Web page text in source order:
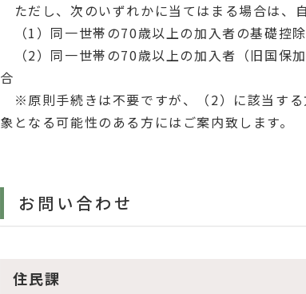
ただし、次のいずれかに当てはまる場合は、
（1）同一世帯の70歳以上の加入者の基礎控
（2）同一世帯の70歳以上の加入者（旧国保
合
※原則手続きは不要ですが、（2）に該当する
象となる可能性のある方にはご案内致します。
お問い合わせ
住民課